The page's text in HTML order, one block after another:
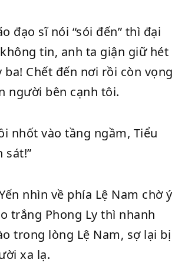
đạo sĩ nói “sói đến” thì đại
tin, anh ta giận giữ hét
ba! Chết đến nơi rồi còn vọng
người bên cạnh tôi.
nhốt vào tầng ngầm, Tiểu
sát!”
nhìn về phía Lệ Nam chờ ý
trắng Phong Ly thì nhanh
trong lòng Lệ Nam, sợ lại bị
xa lạ.